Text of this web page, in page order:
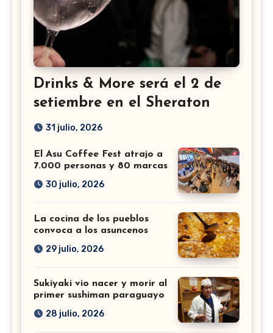
Drinks & More será el 2 de
setiembre en el Sheraton
31 julio, 2026
El Asu Coffee Fest atrajo a
7.000 personas y 80 marcas
30 julio, 2026
La cocina de los pueblos
convoca a los asuncenos
29 julio, 2026
Sukiyaki vio nacer y morir al
primer sushiman paraguayo
28 julio, 2026